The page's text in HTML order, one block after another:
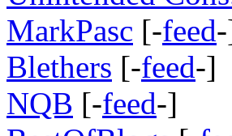
MarkPasc [-feed
Blethers [-feed-]
NQB [-feed-]